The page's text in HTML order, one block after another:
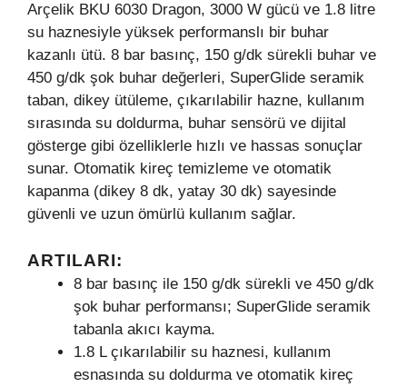
Arçelik BKU 6030 Dragon, 3000 W gücü ve 1.8 litre
su haznesiyle yüksek performanslı bir buhar
kazanlı ütü. 8 bar basınç, 150 g/dk sürekli buhar ve
450 g/dk şok buhar değerleri, SuperGlide seramik
taban, dikey ütüleme, çıkarılabilir hazne, kullanım
sırasında su doldurma, buhar sensörü ve dijital
gösterge gibi özelliklerle hızlı ve hassas sonuçlar
sunar. Otomatik kireç temizleme ve otomatik
kapanma (dikey 8 dk, yatay 30 dk) sayesinde
güvenli ve uzun ömürlü kullanım sağlar.
ARTILARI:
8 bar basınç ile 150 g/dk sürekli ve 450 g/dk
şok buhar performansı; SuperGlide seramik
tabanla akıcı kayma.
1.8 L çıkarılabilir su haznesi, kullanım
esnasında su doldurma ve otomatik kireç